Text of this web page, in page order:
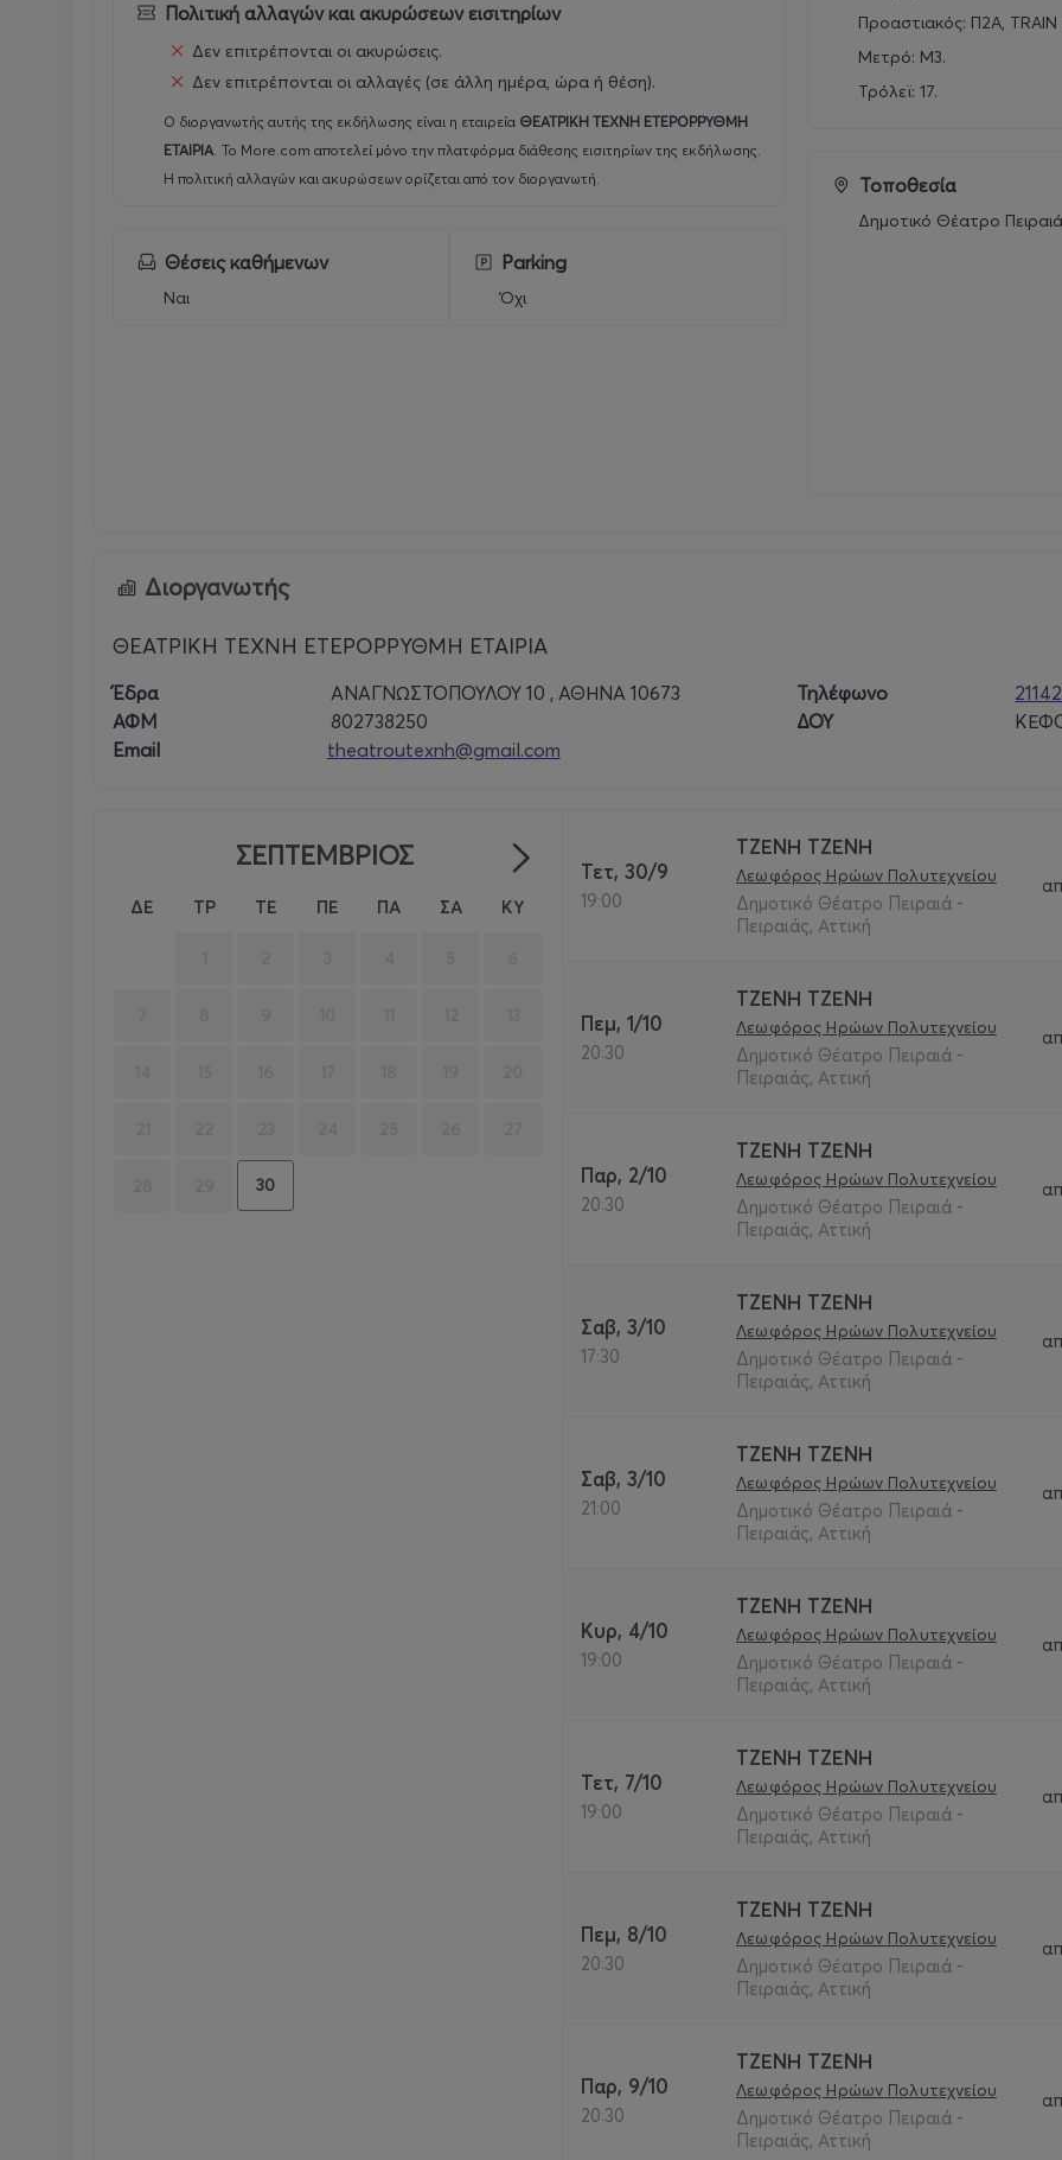
Πολιτική αλλαγών και ακυρώσεων εισιτηρίων
Δεν επιτρέπονται οι ακυρώσεις.
Δεν επιτρέπονται οι αλλαγές (σε άλλη ημέρα, ώρα ή θέση).
Ο διοργανωτής αυτής της εκδήλωσης είναι η εταιρεία ΘΕΑΤΡΙΚΗ ΤΕΧΝΗ ΕΤΕΡΟΡΡΥΘΜΗ
ΕΤΑΙΡΙΑ. Το More.com αποτελεί μόνο την πλατφόρμα διάθεσης εισιτηρίων της εκδήλωσης.
Η πολιτική αλλαγών και ακυρώσεων ορίζεται από τον διοργανωτή.
Θέσεις καθήμενων
Ναι
Parking
Όχι
Προαστιακός: Π2Α, TRAIN
Μετρό: Μ3.
Τρόλεϊ: 17.
Τοποθεσία
Δημοτικό Θέατρο Πειραιά
Διοργανωτής
ΘΕΑΤΡΙΚΗ ΤΕΧΝΗ ΕΤΕΡΟΡΡΥΘΜΗ ΕΤΑΙΡΙΑ
Έδρα ΑΝΑΓΝΩΣΤΟΠΟΥΛΟΥ 10 , ΑΘΗΝΑ 10673 Τηλέφωνο
ΑΦΜ
802738250 ΔΟΥ
Email
theatroutexnh@gmail.com
ΣΕΠΤΕΜΒΡΙΟΣ
ΔΕ ΤΡ ΤΕ ΠΕ ΠΑ ΣΑ ΚΥ
30
Τετ, 30/9
19:00
ΤΖΕΝΗ ΤΖΕΝΗ
Λεωφόρος Ηρώων Πολυτεχνείου
Δημοτικό Θέατρο Πειραιά -
Πειραιάς, Αττική
Πεμ, 1/10
20:30
ΤΖΕΝΗ ΤΖΕΝΗ
Λεωφόρος Ηρώων Πολυτεχνείου
Δημοτικό Θέατρο Πειραιά -
Πειραιάς, Αττική
Παρ, 2/10
20:30
ΤΖΕΝΗ ΤΖΕΝΗ
Λεωφόρος Ηρώων Πολυτεχνείου
Δημοτικό Θέατρο Πειραιά -
Πειραιάς, Αττική
Σαβ, 3/10
17:30
ΤΖΕΝΗ ΤΖΕΝΗ
Λεωφόρος Ηρώων Πολυτεχνείου
Δημοτικό Θέατρο Πειραιά -
Πειραιάς, Αττική
Σαβ, 3/10
21:00
ΤΖΕΝΗ ΤΖΕΝΗ
Λεωφόρος Ηρώων Πολυτεχνείου
Δημοτικό Θέατρο Πειραιά -
Πειραιάς, Αττική
Κυρ, 4/10
19:00
ΤΖΕΝΗ ΤΖΕΝΗ
Λεωφόρος Ηρώων Πολυτεχνείου
Δημοτικό Θέατρο Πειραιά -
Πειραιάς, Αττική
Τετ, 7/10
19:00
ΤΖΕΝΗ ΤΖΕΝΗ
Λεωφόρος Ηρώων Πολυτεχνείου
Δημοτικό Θέατρο Πειραιά -
Πειραιάς, Αττική
Πεμ, 8/10
20:30
ΤΖΕΝΗ ΤΖΕΝΗ
Λεωφόρος Ηρώων Πολυτεχνείου
Δημοτικό Θέατρο Πειραιά -
Πειραιάς, Αττική
Παρ, 9/10
20:30
ΤΖΕΝΗ ΤΖΕΝΗ
Λεωφόρος Ηρώων Πολυτεχνείου
Δημοτικό Θέατρο Πειραιά -
Πειραιάς, Αττική